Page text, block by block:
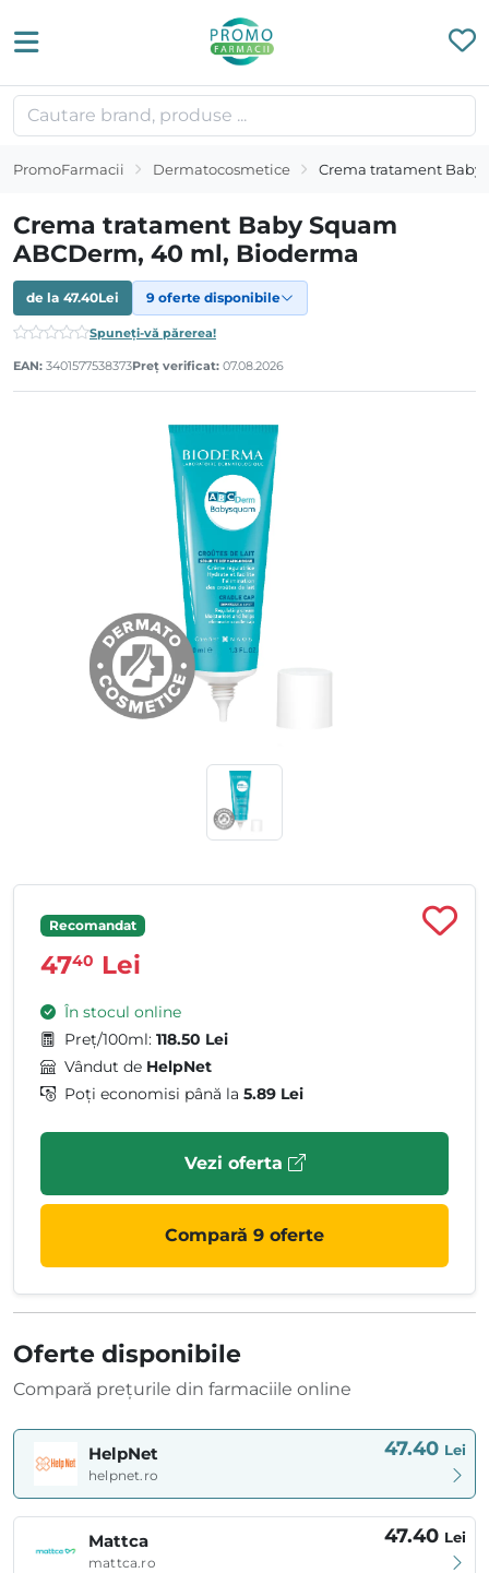
PromoFarmacii Dermatocosmetice Crema tratament Baby
Crema tratament Baby Squam
ABCDerm, 40 ml, Bioderma
de la 47.40Lei 9 oferte disponibile
Spuneți-vă părerea!
EAN: 3401577538373Preț verificat: 07.08.2026
Recomandat
4740 Lei
În stocul online
Preț/100ml: 118.50 Lei
Vândut de HelpNet
Poți economisi până la 5.89 Lei
Vezi oferta
Compară 9 oferte
Oferte disponibile
Compară prețurile din farmaciile online
HelpNet
helpnet.ro
47.40 Lei
Mattca
mattca.ro
47.40 Lei